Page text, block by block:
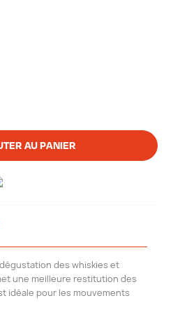
AU PANIER
des whiskies et
une meilleure restitution des
idéale pour les mouvements